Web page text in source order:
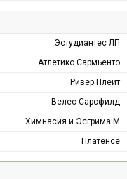
Эстудиантес ЛП
Атлетико Сармьенто
Ривер Плейт
Велес Сарсфилд
Химнасия и Эсгрима М
Платенсе